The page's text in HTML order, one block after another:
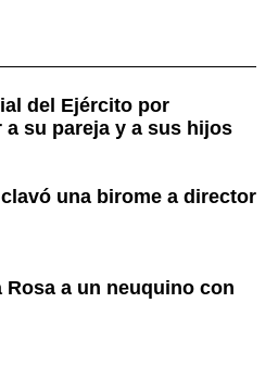
del Ejército por
a su pareja y a sus hijos
una birome a director
Rosa a un neuquino con